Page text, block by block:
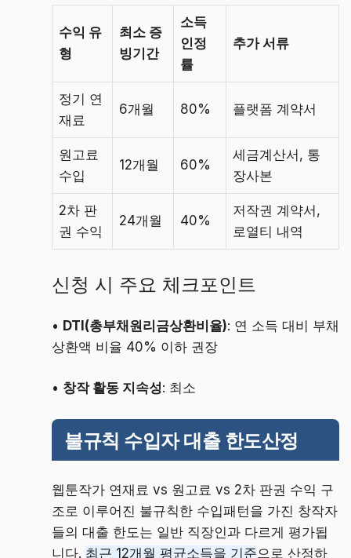
수익 유
형
최소 증
빙기간
소득
인정
률
추가 서류
정기 연
재료
6개월 80% 플랫폼 계약서
원고료
수입
12개월 60%
세금계산서, 통
장사본
2차 판
권 수익
24개월 40%
저작권 계약서,
로열티 내역
신청 시 주요 체크포인트
• DTI(총부채원리금상환비율): 연 소득 대비 부채
상환액 비율 40% 이하 권장
• 창작 활동 지속성: 최소
불규칙 수입자 대출 한도산정
웹툰작가 연재료 vs 원고료 vs 2차 판권 수익 구
조로 이루어진 불규칙한 수입패턴을 가진 창작자
들의 대출 한도는 일반 직장인과 다르게 평가됩
니다. 최근 12개월 평균소득을 기준으로 산정하